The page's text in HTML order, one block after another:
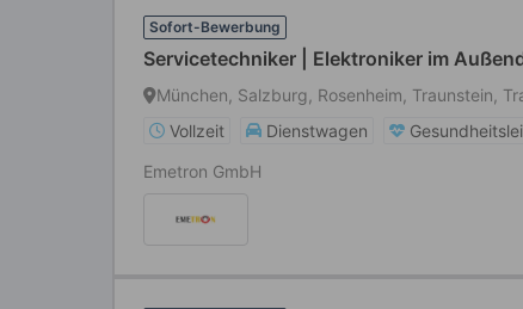
Sofort-Bewerbung
Servicetechniker | Elektroniker im
München, Salzburg, Rosenheim, Traunstein,
Vollzeit
Dienstwagen
Emetron GmbH